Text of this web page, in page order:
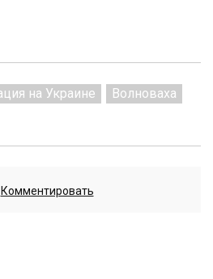
на Украине
Волноваха
Комментировать